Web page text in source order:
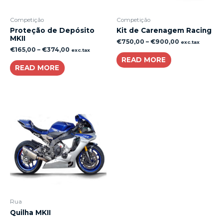
Competição
Proteção de Depósito
MKII
€165,00 – €374,00 exc.tax
READ MORE
Competição
Kit de Carenagem Racing
€750,00 – €900,00 exc.tax
READ MORE
Rua
Quilha MKII